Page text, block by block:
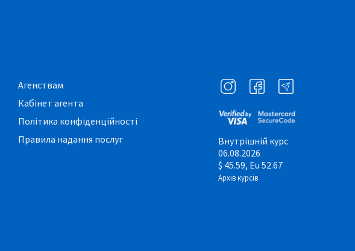
Агенствам
Кабінет агента
Політика конфіденційності
Правила надання послуг
Внутрішній курс
06.08.2026
$ 45.59, Eu 52.67
Архів курсів